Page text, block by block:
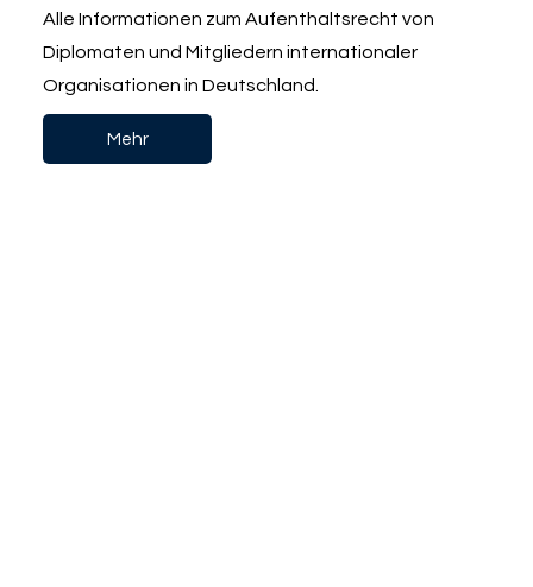
Alle Informationen zum Aufenthaltsrecht von
Diplomaten und Mitgliedern internationaler
Organisationen in Deutschland.
Mehr